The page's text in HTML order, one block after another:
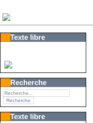
Texte libre
Recherche
Texte libre